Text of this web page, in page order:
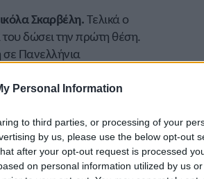
Personal Information
to third parties, or processing of your
by us, please use the below opt-out
after your opt-out request is processed
on personal information utilized by us
Σκαρβέλη.Τελικά ο
δώσει την πρώτη θέση.
σε Πανελλήνια
ήταν δεύτερος με 19,34μ.,
Σκαρβέλης (ΓΣ
Ιάσονας Μαχαίρας (ΓΣ
Αμεινίας) 17,41μ.,
Αρκαδίας) 16,67μ.,